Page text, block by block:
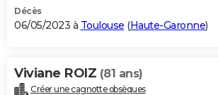
S'inscrire
Se connecter
Lycées
Collèges
Primaires
Universités
Entreprises
Service militaire
Avis de recherche
AVIS DE DÉCÈS
Bricolage
Lifestyle
Culture
Sport
Auto
Television
Voyage
Cinema
Décès
06/05/2023 à Toulouse (Haute-Garonne)
Viviane ROIZ (81 ans)
Créer une cagnotte obsèques